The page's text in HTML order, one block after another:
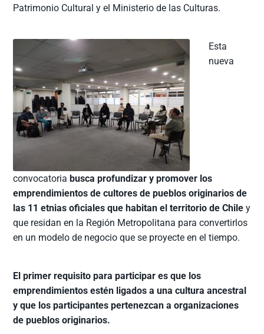
Patrimonio Cultural y el Ministerio de las Culturas.
Esta
nueva
convocatoria busca profundizar y promover los
emprendimientos de cultores de pueblos originarios de
las 11 etnias oficiales que habitan el territorio de Chile y
que residan en la Región Metropolitana para convertirlos
en un modelo de negocio que se proyecte en el tiempo.
El primer requisito para participar es que los
emprendimientos estén ligados a una cultura ancestral
y que los participantes pertenezcan a organizaciones
de pueblos originarios.